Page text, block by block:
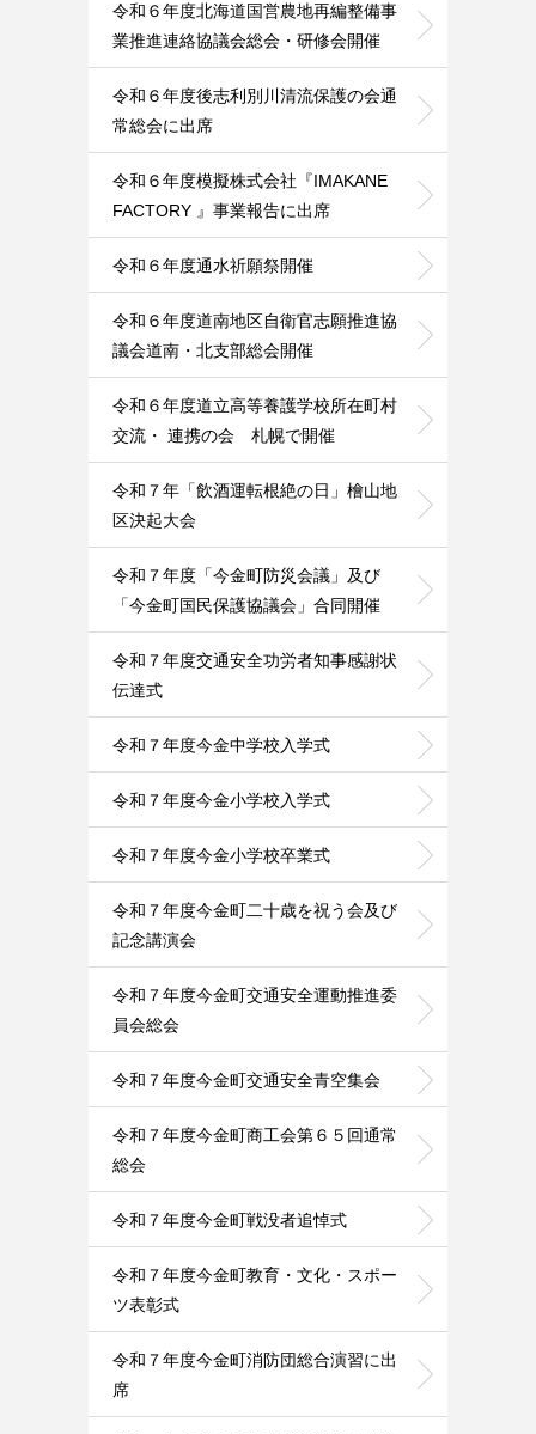
令和６年度北海道国営農地再編整備事
業推進連絡協議会総会・研修会開催
令和６年度後志利別川清流保護の会通
常総会に出席
令和６年度模擬株式会社『IMAKANE
FACTORY 』事業報告に出席
令和６年度通水祈願祭開催
令和６年度道南地区自衛官志願推進協
議会道南・北支部総会開催
令和６年度道立高等養護学校所在町村
交流・ 連携の会 札幌で開催
令和７年「飲酒運転根絶の日」檜山地
区決起大会
令和７年度「今金町防災会議」及び
「今金町国民保護協議会」合同開催
令和７年度交通安全功労者知事感謝状
伝達式
令和７年度今金中学校入学式
令和７年度今金小学校入学式
令和７年度今金小学校卒業式
令和７年度今金町二十歳を祝う会及び
記念講演会
令和７年度今金町交通安全運動推進委
員会総会
令和７年度今金町交通安全青空集会
令和７年度今金町商工会第６５回通常
総会
令和７年度今金町戦没者追悼式
令和７年度今金町教育・文化・スポー
ツ表彰式
令和７年度今金町消防団総合演習に出
席